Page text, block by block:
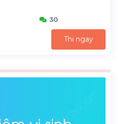
30
Thi ngay